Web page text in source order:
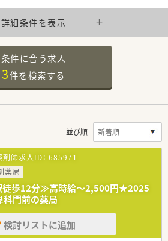
詳細条件を表示
条件に合う求人
3件を検索する
並び順
剤師求人ID： 685971
薬局
徒歩12分≫高時給～2,500円★2025
科門前の薬局
検討リストに追加